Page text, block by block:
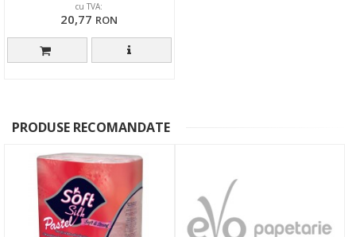
cu TVA:
20,77 RON
PRODUSE RECOMANDATE